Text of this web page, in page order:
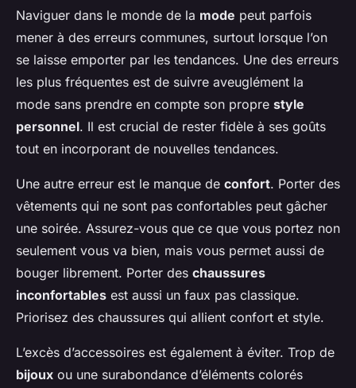
Naviguer dans le monde de la mode peut parfois
mener à des erreurs communes, surtout lorsque l’on
se laisse emporter par les tendances. Une des erreurs
les plus fréquentes est de suivre aveuglément la
mode sans prendre en compte son propre style
personnel. Il est crucial de rester fidèle à ses goûts
tout en incorporant de nouvelles tendances.
Une autre erreur est le manque de confort. Porter des
vêtements qui ne sont pas confortables peut gâcher
une soirée. Assurez-vous que ce que vous portez non
seulement vous va bien, mais vous permet aussi de
bouger librement. Porter des chaussures
inconfortables est aussi un faux pas classique.
Priorisez des chaussures qui allient confort et style.
L’excès d’accessoires est également à éviter. Trop de
bijoux ou une surabondance d’éléments colorés